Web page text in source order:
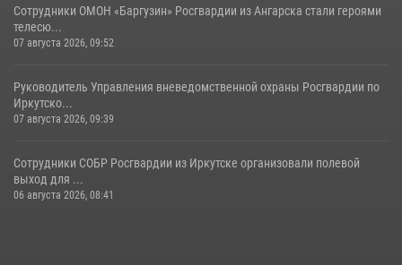
Сотрудники ОМОН «Баргузин» Росгвардии из Ангарска стали героями
телесю...
07 августа 2026, 09:52
Руководитель Управления вневедомственной охраны Росгвардии по
Иркутско...
07 августа 2026, 09:39
Сотрудники СОБР Росгвардии из Иркутске организовали полевой
выход для ...
06 августа 2026, 08:41